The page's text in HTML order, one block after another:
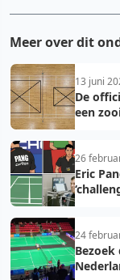
Meer over dit
13 juni
De
een
26
Eric
24